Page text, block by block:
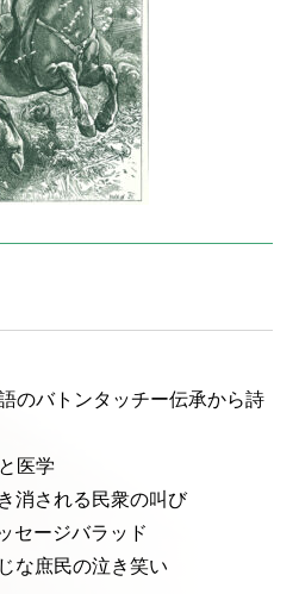
のバトンタッチー伝承から詩
医学
消される民衆の叫び
セージバラッド
な庶民の泣き笑い